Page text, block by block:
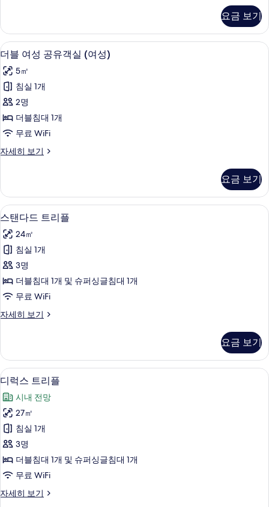
공
유
객
실
(여
성)
사
진
모
기
싱
글
여
성
공
유
객
실
(여
성)
자
세
요금 보기
더
블
여
성
공
유
실
성)
사
진
모
두
보
기
고급 침구, 객실 내 금고, 암막 커튼, 무
13
더블 여성 공유객실 (여성)
5㎡
침실 1개
2명
더블침대 1개
무료 WiFi
자세히 보기
더
공
유
객
(여
성)
자
세
히
보
기
요금 보기
스
탠
다
드
트
리
사
모
두
보
기
스탠다드 트리플 | 고급 침구, 객실 내
7
스탠다드 트리플
24㎡
침실 1개
3명
더블침대 1개 및 슈퍼싱글침대 1개
무료 WiFi
자세히 보기
스
트
리
플
자
세
히
보
기
요금 보기
디
럭
스
트
리
플
사
모
디럭스 트리플 | 고급 침구, 객실 내 금
5
디럭스 트리플
시내 전망
27㎡
침실 1개
3명
더블침대 1개 및 슈퍼싱글침대 1개
무료 WiFi
자세히 보기
디